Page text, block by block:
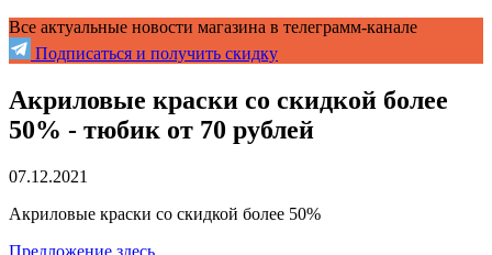
Все актуальные новости магазина в телеграмм-канале
Подписаться и получить скидку
Акриловые краски со скидкой более
50% - тюбик от 70 рублей
07.12.2021
Акриловые краски со скидкой более 50%
Предложение здесь